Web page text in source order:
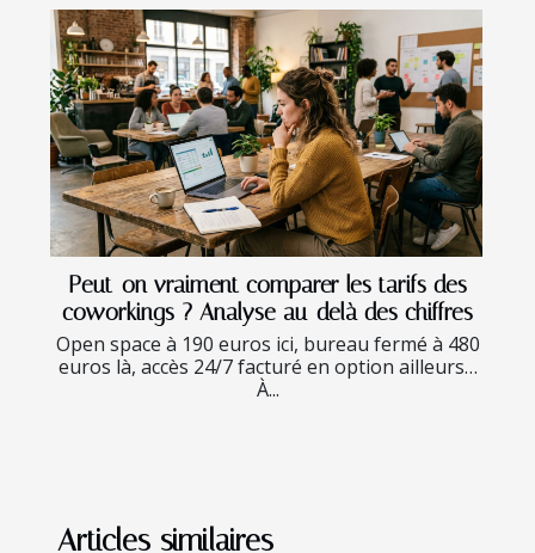
Peut-on vraiment comparer les tarifs des
coworkings ? Analyse au-delà des chiffres
Open space à 190 euros ici, bureau fermé à 480
euros là, accès 24/7 facturé en option ailleurs…
À...
Articles similaires